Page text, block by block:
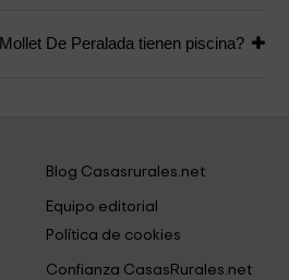
De Peralada tienen piscina?
Blog Casasrurales.net
Equipo editorial
Política de cookies
Confianza CasasRurales.net